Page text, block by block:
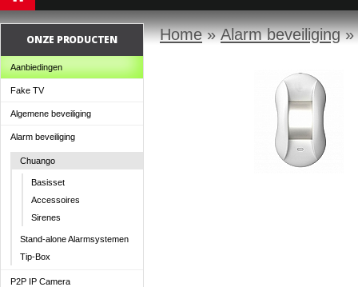
ONZE PRODUCTEN
Aanbiedingen
Fake TV
Algemene beveiliging
Alarm beveiliging
Chuango
Basisset
Accessoires
Sirenes
Stand-alone Alarmsystemen
Tip-Box
P2P IP Camera
Home»Alarm beveiliging»